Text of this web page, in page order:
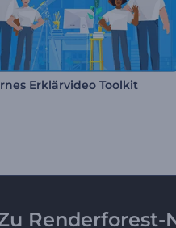
Erklärvideo Toolkit